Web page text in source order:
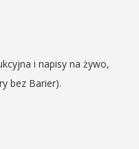
i napisy na żywo,
bez Barier).